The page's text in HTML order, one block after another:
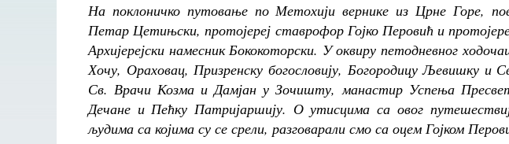
На поклоничко путовање по Метохији вернике из Црне Горе,
Петар Цетињски, протојереј ставрофор Гојко Перовић и
Архијерејски намесник Бококоторски. У оквиру петодневног
Хочу, Ораховац, Призренску богословију, Богородицу Љевишку и
Св. Врачи Козма и Дамјан у Зочишту, манастир Успења
Дечане и Пећку Патријаршију. О утисцима са овог
људима са којима су се срели, разговарали смо са оцем Гојком